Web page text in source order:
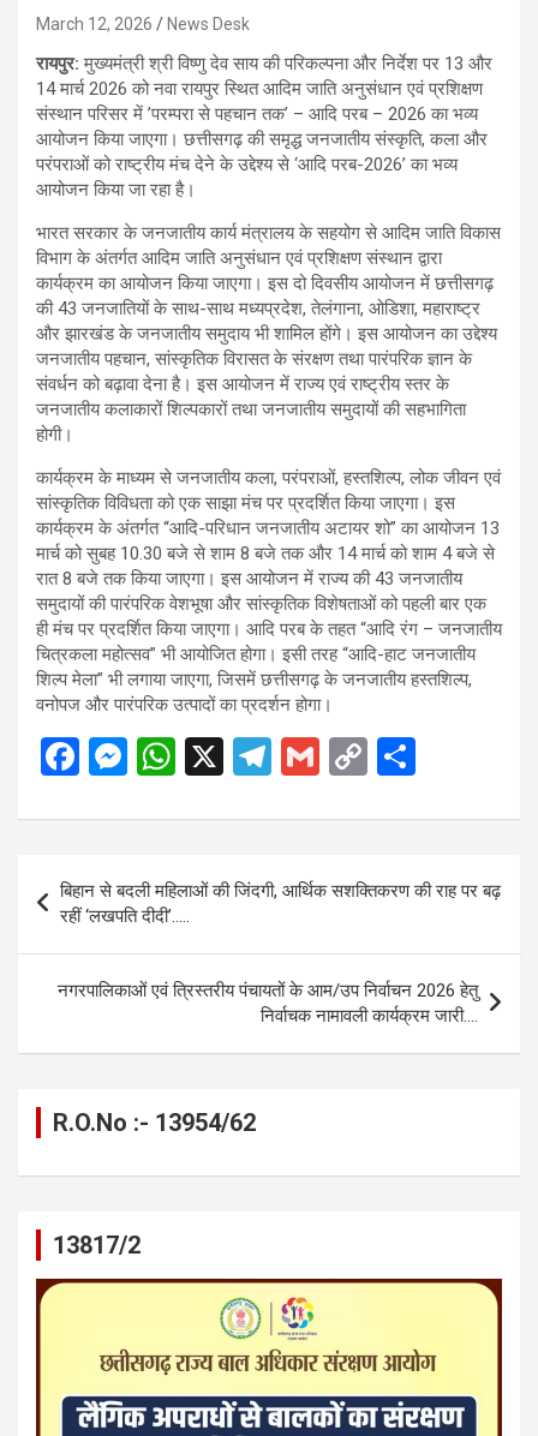
March 12, 2026 News Desk
रायपुर:मुख्यमंत्री श्री विष्णु देव साय की परिकल्पना और निर्देश पर 13 और
14 मार्च 2026 को नवा रायपुर स्थित आदिम जाति अनुसंधान एवं प्रशिक्षण
संस्थान परिसर में ’परम्परा से पहचान तक’ – आदि परब – 2026 का भव्य
आयोजन किया जाएगा। छत्तीसगढ़ की समृद्ध जनजातीय संस्कृति, कला और
परंपराओं को राष्ट्रीय मंच देने के उद्देश्य से ‘आदि परब-2026’ का भव्य
आयोजन किया जा रहा है।
भारत सरकार के जनजातीय कार्य मंत्रालय के सहयोग से आदिम जाति विकास
विभाग के अंतर्गत आदिम जाति अनुसंधान एवं प्रशिक्षण संस्थान द्वारा
कार्यक्रम का आयोजन किया जाएगा। इस दो दिवसीय आयोजन में छत्तीसगढ़
की 43 जनजातियों के साथ-साथ मध्यप्रदेश, तेलंगाना, ओडिशा, महाराष्ट्र
और झारखंड के जनजातीय समुदाय भी शामिल होंगे। इस आयोजन का उद्देश्य
जनजातीय पहचान, सांस्कृतिक विरासत के संरक्षण तथा पारंपरिक ज्ञान के
संवर्धन को बढ़ावा देना है। इस आयोजन में राज्य एवं राष्ट्रीय स्तर के
जनजातीय कलाकारों शिल्पकारों तथा जनजातीय समुदायों की सहभागिता
होगी।
कार्यक्रम के माध्यम से जनजातीय कला, परंपराओं, हस्तशिल्प, लोक जीवन एवं
सांस्कृतिक विविधता को एक साझा मंच पर प्रदर्शित किया जाएगा। इस
कार्यक्रम के अंतर्गत “आदि-परिधान जनजातीय अटायर शो” का आयोजन 13
मार्च को सुबह 10.30 बजे से शाम 8 बजे तक और 14 मार्च को शाम 4 बजे से
रात 8 बजे तक किया जाएगा। इस आयोजन में राज्य की 43 जनजातीय
समुदायों की पारंपरिक वेशभूषा और सांस्कृतिक विशेषताओं को पहली बार एक
ही मंच पर प्रदर्शित किया जाएगा। आदि परब के तहत “आदि रंग – जनजातीय
चित्रकला महोत्सव” भी आयोजित होगा। इसी तरह “आदि-हाट जनजातीय
शिल्प मेला” भी लगाया जाएगा, जिसमें छत्तीसगढ़ के जनजातीय हस्तशिल्प,
वनोपज और पारंपरिक उत्पादों का प्रदर्शन होगा।
F
ce
o
o
k
M
se
n
g
er
W
at
A
p
p
X
T
e
gr
a
m
G
ail
C
py
n
k
ar
e
navigation
बिहान से बदली महिलाओं की जिंदगी, आर्थिक सशक्तिकरण की राह पर बढ़
रहीं ‘लखपति दीदी’…..
नगरपालिकाओं एवं त्रिस्तरीय पंचायतों के आम/उप निर्वाचन 2026 हेतु
निर्वाचक नामावली कार्यक्रम जारी….
R.O.No :- 13954/62
13817/2